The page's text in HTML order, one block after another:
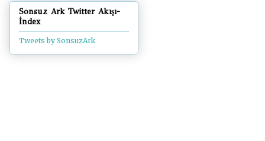
Sonsuz Ark Twitter Akışı-
İndex
Tweets by SonsuzArk